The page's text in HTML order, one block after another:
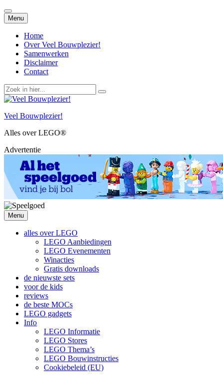
Menu Spring
naar
inhoud
Home
Over Veel Bouwplezier!
Samenwerken
Disclaimer
Contact
Zoek
naar:
Veel Bouwplezier!
Alles over LEGO®
Advertentie
Menu Spring
naar
inhoud
alles over LEGO
LEGO Aanbiedingen
LEGO Evenementen
Winacties
Gratis downloads
de nieuwste sets
voor de kids
reviews
de beste MOCs
LEGO gadgets
Info
LEGO Informatie
LEGO Stores
LEGO Thema’s
LEGO Bouwinstructies
Cookiebeleid (EU)